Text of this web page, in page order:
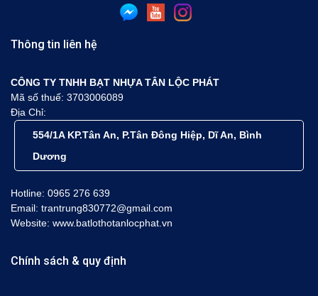
Thông tin liên hệ
CÔNG TY TNHH BẠT NHỰA TÂN LỘC PHÁT
Mã số thuế: 3703006089
Địa Chỉ:
554/1A KP.Tân An, P.Tân Đông Hiệp, Dĩ An, Bình
Dương
Hotline: 0965 276 639
Email: trantrung830772@gmail.com
Website: www.batlothotanlocphat.vn
Chính sách & quy định